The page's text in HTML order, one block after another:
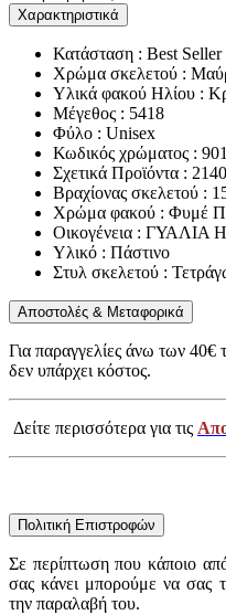
Χαρακτηριστικά
Κατάσταση : Best Seller
Χρώμα σκελετού :
Υλικά φακού Ηλίου :
Μέγεθος : 5418
Φύλο : Unisex
Κωδικός χρώματος : 901
Σχετικά Προϊόντα : 2140
Βραχίονας σκελετού :
Χρώμα φακού : Φυμέ
Οικογένεια : ΓΥΑΛΙΑ
Υλικό : Πάστινο
Στυλ σκελετού :
Αποστολές & Μεταφορικά
Για παραγγελίες άνω των 40€
δεν υπάρχει κόστος.
Δείτε περισσότερα για τις
Πολιτική Επιστροφών
Σε περίπτωση που κάποιο
σας κάνει μπορούμε να σας
την παραλαβή του.